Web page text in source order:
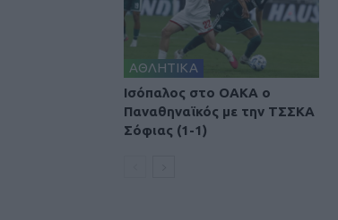
ΑΘΛΗΤΙΚΑ
Ισόπαλος στο ΟΑΚΑ ο
Παναθηναϊκός με την ΤΣΣΚΑ
Σόφιας (1-1)